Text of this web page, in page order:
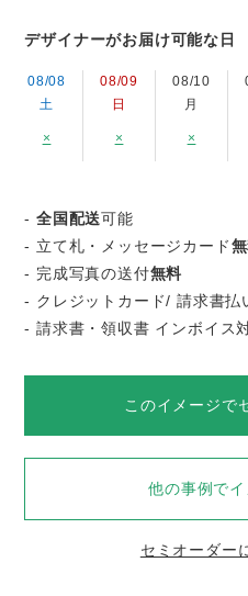
デザイナーがお届け可能な日
08/08
土
×
08/09
日
×
08/10
月
×
-全国配送可能
- 立て札・メッセージカード
- 完成写真の送付無料
- クレジットカード/ 請求書払
- 請求書・領収書 インボイス
このイメージで
他の事例で
セミオーダー